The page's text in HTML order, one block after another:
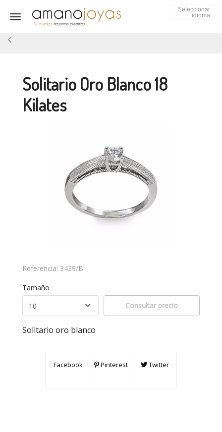
Seleccionar
idioma
Toggle navigation
Solitario Oro Blanco 18
Kilates
Referencia: 3439/B
Tamaño
Consultar precio
Solitario oro blanco
Facebook Pinterest Twitter